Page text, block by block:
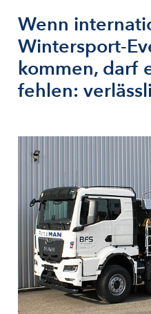
Wenn
Wintersport-
kommen, darf
fehlen: